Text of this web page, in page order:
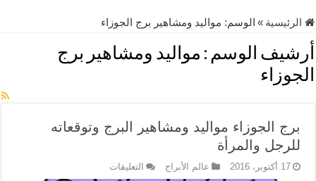
الرئيسية » الوسم: مواليد ومشاهير برج الجوزاء
أرشيف الوسم : مواليد ومشاهير برج
الجوزاء
برج الجوزاء مواليد ومشاهير البرج وتوقعاته
للرجل والمرأة
17 أكتوبر، 2016 عالم الأبراج التعليقات